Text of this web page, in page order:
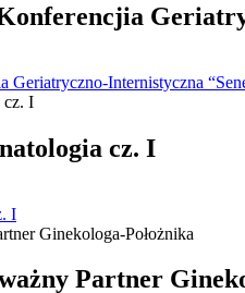
Internistyczna
cz. I
I
Partner